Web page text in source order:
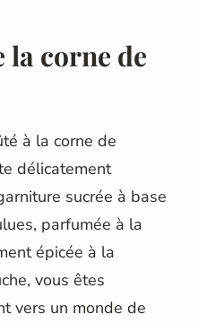
la corne de
à la corne de
délicatement
sucrée à base
parfumée à la
épicée à la
vous êtes
vers un monde de